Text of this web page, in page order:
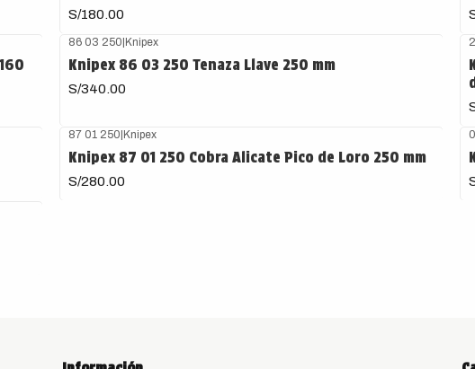
S/180.00
86 03 250|Knipex
Knipex 86 03 250 Tenaza Llave 250 mm
S/340.00
87 01 250|Knipex
Knipex 87 01 250 Cobra Alicate Pico de Loro 250 mm
S/280.00